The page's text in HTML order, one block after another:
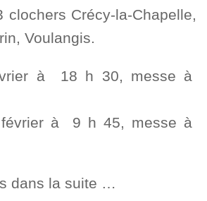
clochers Crécy-la-Chapelle,
Voulangis.
à 18 h 30, messe à
février à 9 h 45, messe à
dans la suite …